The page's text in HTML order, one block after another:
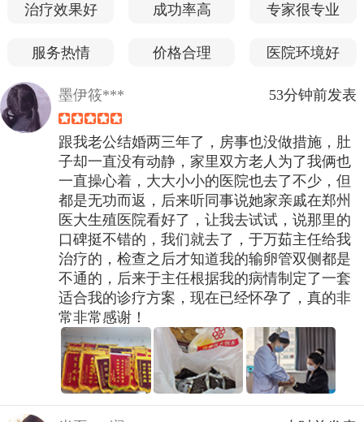
治疗效果好 成功率高 专家很专业
服务热情 价格合理 医院环境好
墨伊筱*** 53分钟前发表
跟我老公结婚两三年了，房事也没做措施，肚
子却一直没有动静，家里双方老人为了我俩也
一直操心着，大大小小的医院也去了不少，但
都是无功而返，后来听同事说她家亲戚在郑州
医大生殖医院看好了，让我去试试，说那里的
口碑挺不错的，我们就去了，于万茹主任给我
治疗的，检查之后才知道我的输卵管双侧都是
不通的，后来于主任根据我的病情制定了一套
适合我的诊疗方案，现在已经怀孕了，真的非
常非常感谢！